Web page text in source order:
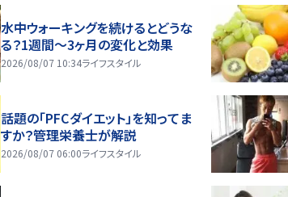
水中ウォーキングを続けるとどうな
る？1週間～3ヶ月の変化と効果
2026/08/07 10:34ライフスタイル
話題の「PFCダイエット」を知ってま
すか？管理栄養士が解説
2026/08/07 06:00ライフスタイル